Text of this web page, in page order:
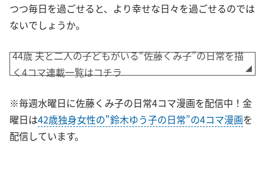
つつ毎日を過ごせると、より幸せな日々を過ごせるのでは
ないでしょうか。
44歳 夫と二人の子どもがいる“佐藤くみ子”の日常を描
く4コマ連載一覧はコチラ
※毎週水曜日に佐藤くみ子の日常4コマ漫画を配信中！金
曜日は42歳独身女性の"鈴木ゆう子の日常”の4コマ漫画を
配信しています。